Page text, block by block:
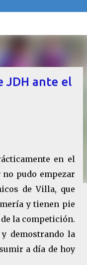
JDH ante el
en el
no pudo empezar
de Villa, que
y tienen pie
la competición.
demostrando la
a día de hoy